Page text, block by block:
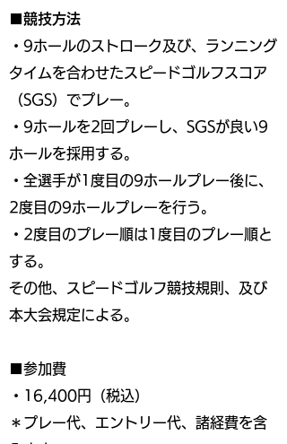
■競技方法
・9ホールのストローク及び、ランニング
タイムを合わせたスピードゴルフスコア
（SGS）でプレー。
・9ホールを2回プレーし、SGSが良い9
ホールを採用する。
・全選手が1度目の9ホールプレー後に、
2度目の9ホールプレーを行う。
・2度目のプレー順は1度目のプレー順と
する。
その他、スピードゴルフ競技規則、及び
本大会規定による。
■参加費
・16,400円（税込）
＊プレー代、エントリー代、諸経費を含